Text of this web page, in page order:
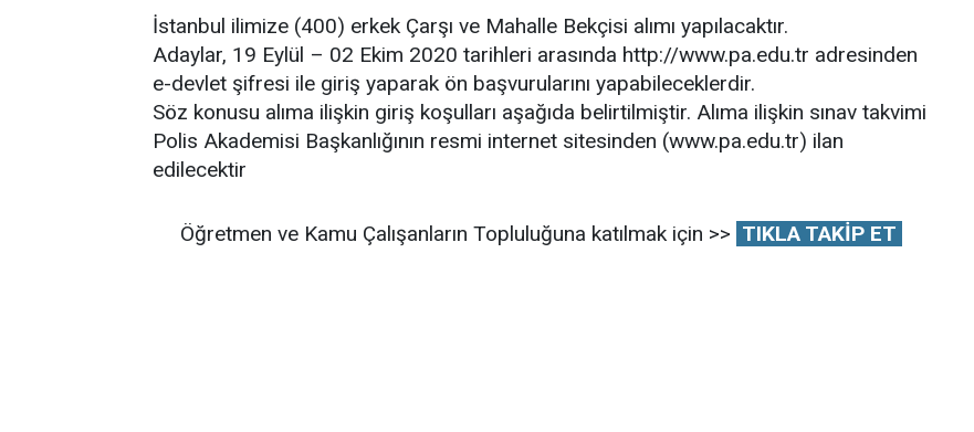
İstanbul ilimize (400) erkek Çarşı ve Mahalle Bekçisi alımı yapılacaktır.
Adaylar, 19 Eylül – 02 Ekim 2020 tarihleri arasında http://www.pa.edu.tr adresinden
e-devlet şifresi ile giriş yaparak ön başvurularını yapabileceklerdir.
Söz konusu alıma ilişkin giriş koşulları aşağıda belirtilmiştir. Alıma ilişkin sınav takvimi
Polis Akademisi Başkanlığının resmi internet sitesinden (www.pa.edu.tr) ilan
edilecektir
Öğretmen ve Kamu Çalışanların Topluluğuna katılmak için >> TIKLA TAKİP ET